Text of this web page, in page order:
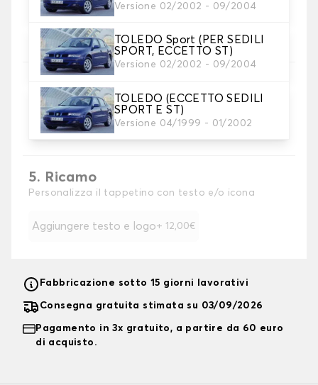
Versione 02/2002 - 09/2004
TOLEDO Sport (PER SEDILI
SPORT, ECCETTO ST)
Versione 02/2002 - 09/2004
TOLEDO (ECCETTO SEDILI
SPORT E ST)
Versione 04/1999 - 01/2002
3. Materiale
Scegliete il materiale per le vostre coperture.
4. Colore
Scegliete il colore dei vostri coprisedili.
5. Ricamo
Personalizza il tappetino con testo e/o icona
Aggiungere testo e logo + 12,00€
Fabbricazione sotto 15 giorni lavorativi
Consegna gratuita stimata su 03/09/2026
Pagamento in 3x gratuito, a partire da 60 euro
di acquisto.